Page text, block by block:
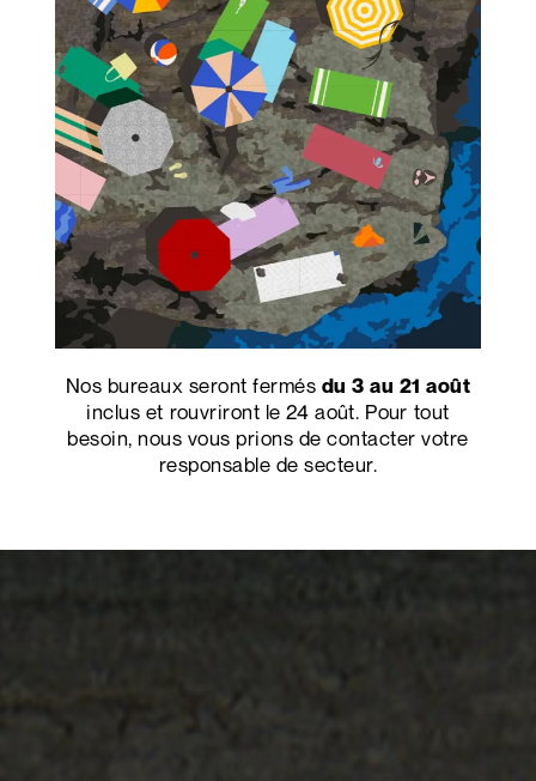
Polaris Diafos
Nos bureaux seront fermés du 3 au 21 août
inclus et rouvriront le 24 août. Pour tout
besoin, nous vous prions de contacter votre
responsable de secteur.